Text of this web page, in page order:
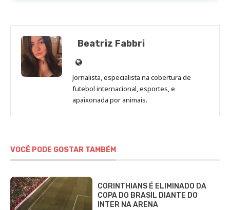
Beatriz Fabbri
Site
de
Beatriz
Fabbri
Jornalista, especialista na cobertura de
futebol internacional, esportes, e
apaixonada por animais.
VOCÊ PODE GOSTAR TAMBÉM
CORINTHIANS É ELIMINADO DA
COPA DO BRASIL DIANTE DO
INTER NA ARENA